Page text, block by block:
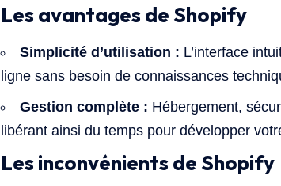
Les avantages de Shopify
Simplicité d’utilisation : L’interface
ligne sans besoin de connaissances
Gestion complète : Hébergement,
libérant ainsi du temps pour développer
Les inconvénients de Shopify